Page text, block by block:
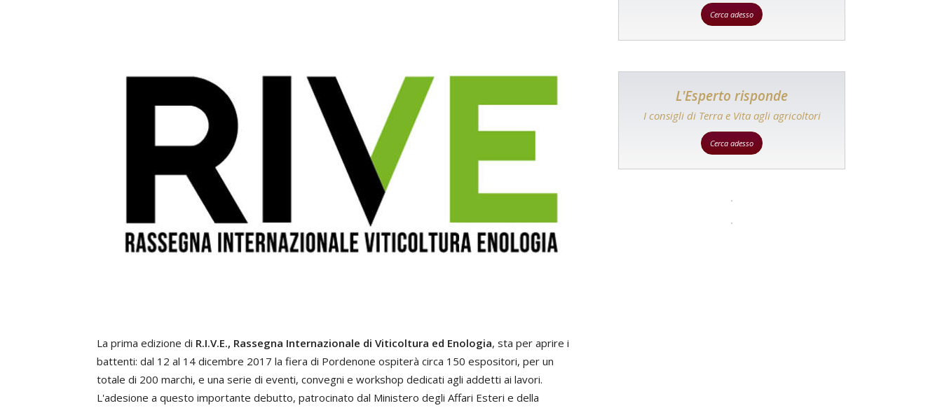
La prima edizione di R.I.V.E., Rassegna Internazionale di Viticoltura ed Enologia, sta per aprire i
battenti: dal 12 al 14 dicembre 2017 la fiera di Pordenone ospiterà circa 150 espositori, per un
totale di 200 marchi, e una serie di eventi, convegni e workshop dedicati agli addetti ai lavori.
L'adesione a questo importante debutto, patrocinato dal Ministero degli Affari Esteri e della
Cerca adesso
L'Esperto risponde
I consigli di Terra e Vita agli agricoltori
Cerca adesso